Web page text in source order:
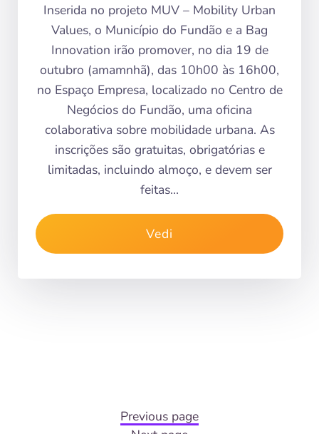
Inserida no projeto MUV – Mobility Urban
Values, o Município do Fundão e a Bag
Innovation irão promover, no dia 19 de
outubro (amamnhã), das 10h00 às 16h00,
no Espaço Empresa, localizado no Centro de
Negócios do Fundão, uma oficina
colaborativa sobre mobilidade urbana. As
inscrições são gratuitas, obrigatórias e
limitadas, incluindo almoço, e devem ser
feitas…
Vedi
Previous page